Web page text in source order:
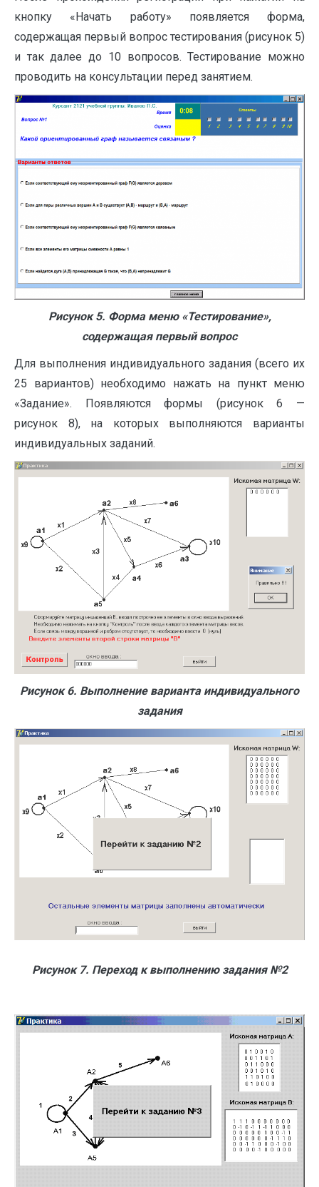
кнопку «Начать работу» появляется форма,
содержащая первый вопрос тестирования (рисунок 5)
и так далее до 10 вопросов. Тестирование можно
проводить на консультации перед занятием.
Рисунок 5. Форма меню «Тестирование»,
содержащая первый вопрос
Для выполнения индивидуального задания (всего их
25 вариантов) необходимо нажать на пункт меню
«Задание». Появляются формы (рисунок 6 —
рисунок 8), на которых выполняются варианты
индивидуальных заданий.
Рисунок 6. Выполнение варианта индивидуального
задания
Рисунок 7. Переход к выполнению задания №2